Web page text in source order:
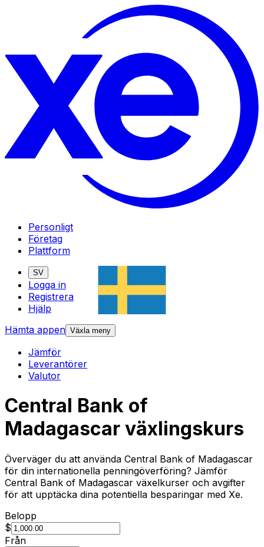
Personligt
Företag
Plattform
SV
Logga in
Registrera
Hjälp
Hämta appen Växla meny
Jämför
Leverantörer
Valutor
Central Bank of
Madagascar växlingskurs
Överväger du att använda Central Bank of Madagascar
för din internationella penningöverföring? Jämför
Central Bank of Madagascar växelkurser och avgifter
för att upptäcka dina potentiella besparingar med Xe.
Belopp
$
Från